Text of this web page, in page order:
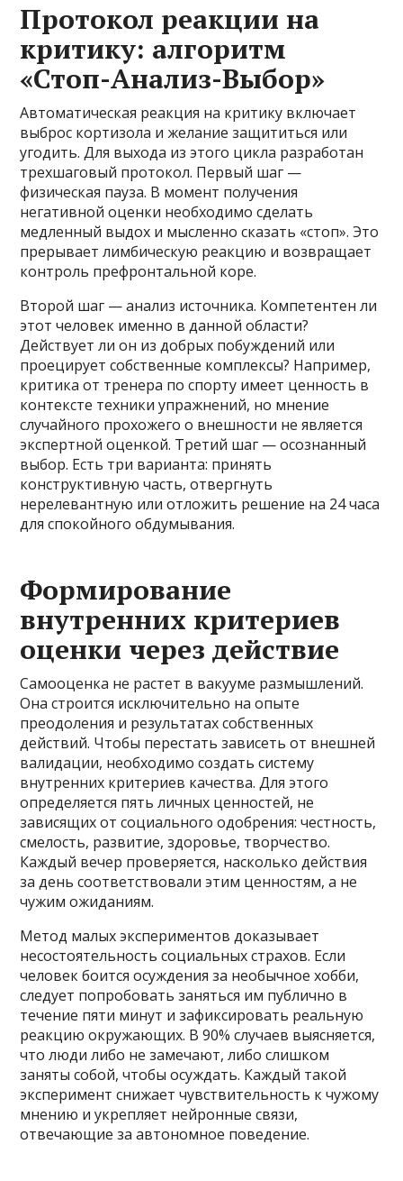
Протокол реакции на
критику: алгоритм
«Стоп-Анализ-Выбор»
Автоматическая реакция на критику включает
выброс кортизола и желание защититься или
угодить. Для выхода из этого цикла разработан
трехшаговый протокол. Первый шаг —
физическая пауза. В момент получения
негативной оценки необходимо сделать
медленный выдох и мысленно сказать «стоп». Это
прерывает лимбическую реакцию и возвращает
контроль префронтальной коре.
Второй шаг — анализ источника. Компетентен ли
этот человек именно в данной области?
Действует ли он из добрых побуждений или
проецирует собственные комплексы? Например,
критика от тренера по спорту имеет ценность в
контексте техники упражнений, но мнение
случайного прохожего о внешности не является
экспертной оценкой. Третий шаг — осознанный
выбор. Есть три варианта: принять
конструктивную часть, отвергнуть
нерелевантную или отложить решение на 24 часа
для спокойного обдумывания.
Формирование
внутренних критериев
оценки через действие
Самооценка не растет в вакууме размышлений.
Она строится исключительно на опыте
преодоления и результатах собственных
действий. Чтобы перестать зависеть от внешней
валидации, необходимо создать систему
внутренних критериев качества. Для этого
определяется пять личных ценностей, не
зависящих от социального одобрения: честность,
смелость, развитие, здоровье, творчество.
Каждый вечер проверяется, насколько действия
за день соответствовали этим ценностям, а не
чужим ожиданиям.
Метод малых экспериментов доказывает
несостоятельность социальных страхов. Если
человек боится осуждения за необычное хобби,
следует попробовать заняться им публично в
течение пяти минут и зафиксировать реальную
реакцию окружающих. В 90% случаев выясняется,
что люди либо не замечают, либо слишком
заняты собой, чтобы осуждать. Каждый такой
эксперимент снижает чувствительность к чужому
мнению и укрепляет нейронные связи,
отвечающие за автономное поведение.